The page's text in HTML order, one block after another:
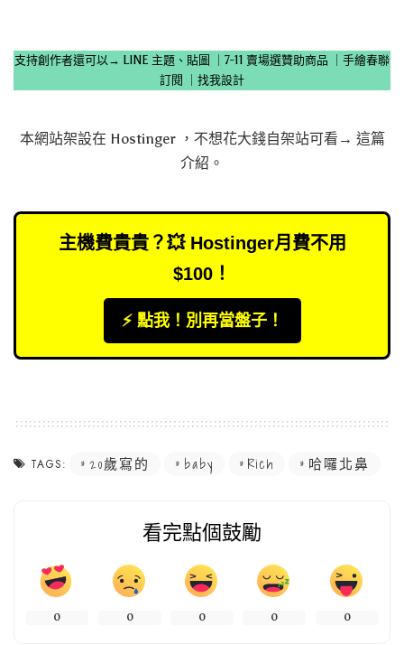
支持創作者還可以→ LINE 主題、貼圖 7-11 賣場選贊助商品
手繪春聯
訂閱
找我設計
本網站架設在 Hostinger，不想花大錢自架站可看→ 這篇
介紹 。
主機費貴貴？💥 Hostinger月費不用
$100！
⚡️ 點我！別再當盤子！
TAGS: 20歲寫的 baby Rich 哈囉北鼻
看完點個鼓勵
0 0 0 0 0